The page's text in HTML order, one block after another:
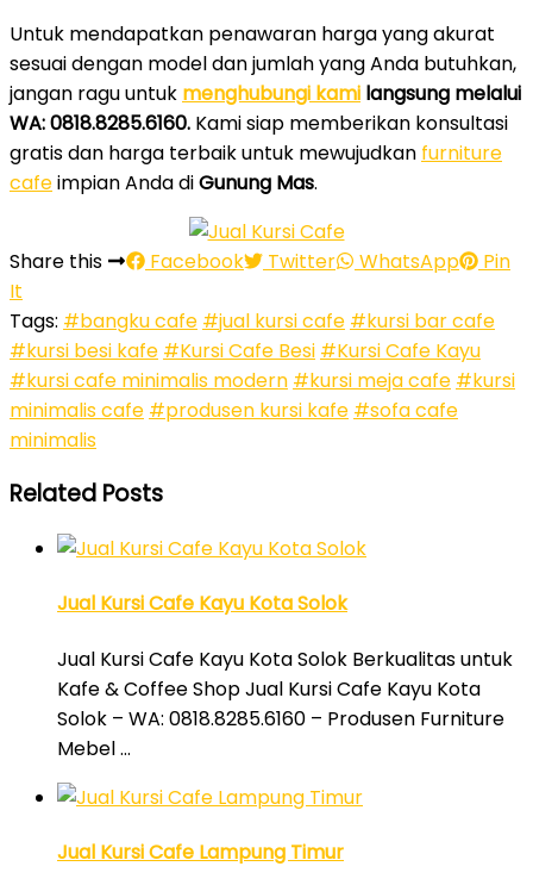
Untuk mendapatkan penawaran harga yang akurat
sesuai dengan model dan jumlah yang Anda butuhkan,
jangan ragu untuk menghubungi kami langsung melalui
WA: 0818.8285.6160. Kami siap memberikan konsultasi
gratis dan harga terbaik untuk mewujudkan furniture
cafeimpian Anda diGunung Mas.
Share this Facebook Twitter WhatsApp
Pin
It
Tags: #bangku cafe #jual kursi cafe #kursi bar cafe
#kursi besi kafe #Kursi Cafe Besi #Kursi Cafe Kayu
#kursi cafe minimalis modern #kursi meja cafe #kursi
minimalis cafe #produsen kursi kafe #sofa cafe
minimalis
Related Posts
Jual Kursi Cafe Kayu Kota Solok
Jual Kursi Cafe Kayu Kota Solok Berkualitas untuk
Kafe & Coffee Shop Jual Kursi Cafe Kayu Kota
Solok – WA: 0818.8285.6160 – Produsen Furniture
Mebel …
Jual Kursi Cafe Lampung Timur